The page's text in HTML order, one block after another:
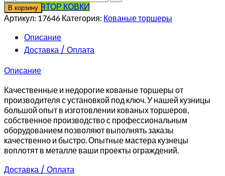
КАЛЬКУЛЯТОР КОВКИ
товара
Кованый
ажурный
торшер
В корзину
Артикул: 17646 Категория: Кованые торшеры
Описание
Доставка / Оплата
Описание
Качественные и недорогие кованые торшеры от
производителя с установкой под ключ. У нашей кузницы
большой опыт в изготовлении кованых торшеров,
собственное производство с профессиональным
оборудованием позволяют выполнять заказы
качественно и быстро. Опытные мастера кузнецы
воплотят в металле ваши проекты ограждений.
Доставка / Оплата